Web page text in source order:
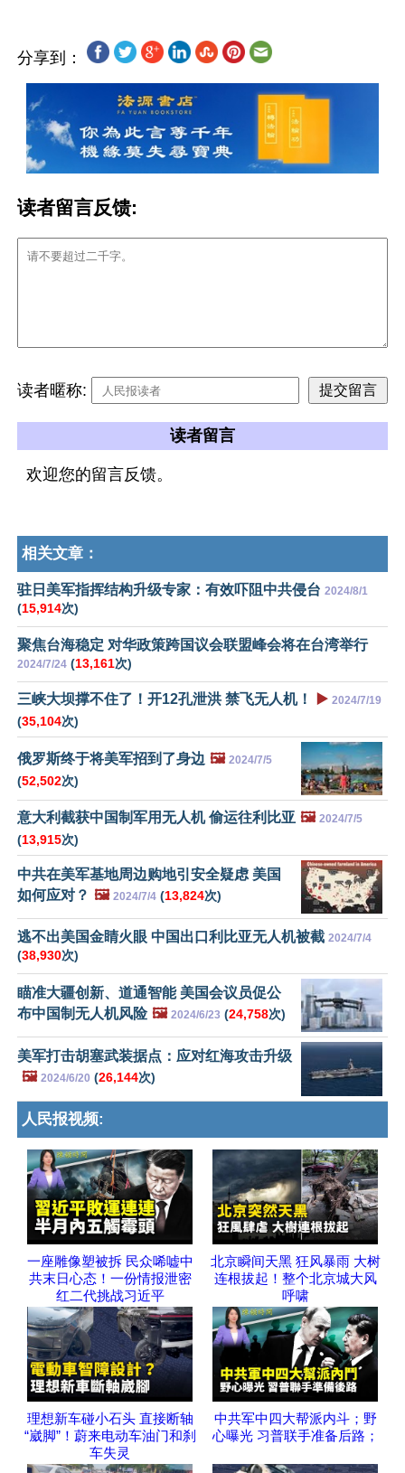
分享到：
读者留言反馈:
读者暱称:
读者留言
欢迎您的留言反馈。
相关文章：
驻日美军指挥结构升级专家：有效吓阻中共侵台 2024/8/1
(15,914次)
聚焦台海稳定 对华政策跨国议会联盟峰会将在台湾举行
2024/7/24 (13,161次)
三峡大坝撑不住了！开12孔泄洪 禁飞无人机！ ▶️ 2024/7/19
(35,104次)
俄罗斯终于将美军招到了身边 🖼️ 2024/7/5
(52,502次)
意大利截获中国制军用无人机 偷运往利比亚 🖼️ 2024/7/5
(13,915次)
中共在美军基地周边购地引安全疑虑 美国
如何应对？ 🖼️ 2024/7/4 (13,824次)
逃不出美国金睛火眼 中国出口利比亚无人机被截 2024/7/4
(38,930次)
瞄准大疆创新、道通智能 美国会议员促公
布中国制无人机风险 🖼️ 2024/6/23 (24,758次)
美军打击胡塞武装据点：应对红海攻击升级
🖼️ 2024/6/20 (26,144次)
人民报视频:
一座雕像塑被拆 民众唏嘘中
共末日心态！一份情报泄密
红二代挑战习近平
北京瞬间天黑 狂风暴雨 大树
连根拔起！整个北京城大风
呼啸
理想新车碰小石头 直接断轴
“崴脚”！蔚来电动车油门和刹
车失灵
中共军中四大帮派内斗；野
心曝光 习普联手准备后路；